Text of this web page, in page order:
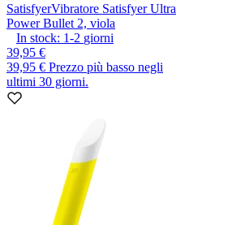
SatisfyerVibratore Satisfyer Ultra
Power Bullet 2, viola
In stock: 1-2 giorni
39,95 €
39,95 € Prezzo più basso negli
ultimi 30 giorni.